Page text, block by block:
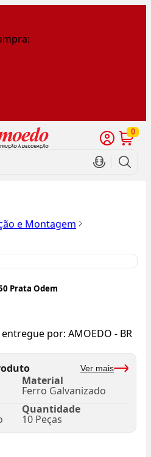
0
e Montagem
Prata Odem
por: AMOEDO - BR
Ver mais
Material
Ferro Galvanizado
Quantidade
10 Peças